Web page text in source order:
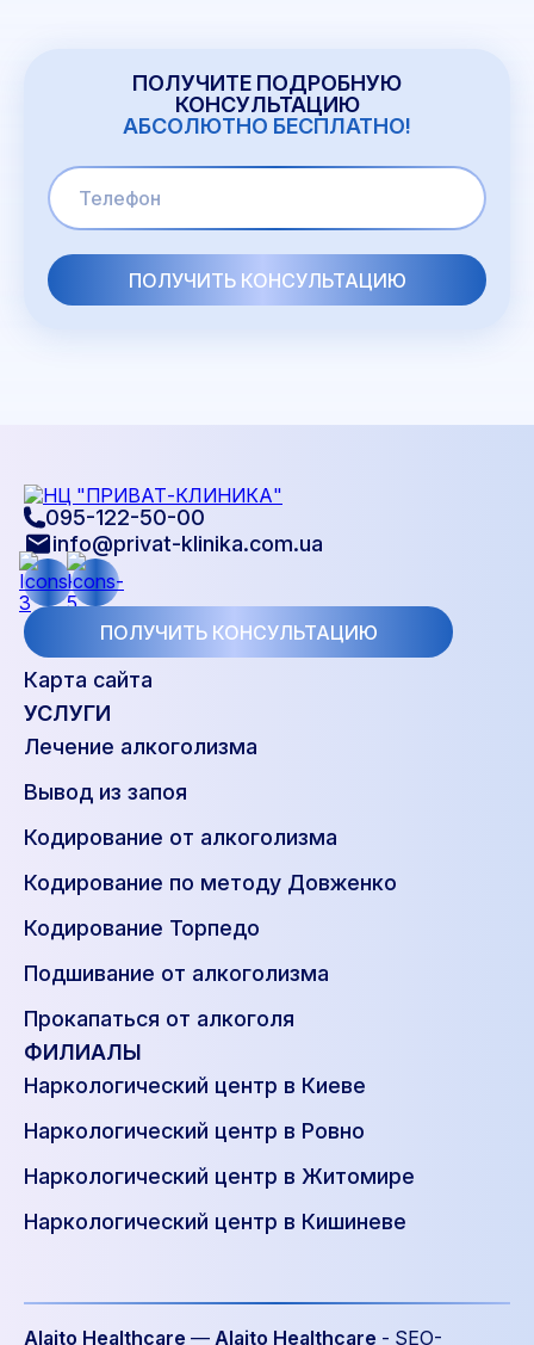
ПОЛУЧИТЕ ПОДРОБНУЮ
КОНСУЛЬТАЦИЮ
АБСОЛЮТНО БЕСПЛАТНО!
095-122-50-00
info@privat-klinika.com.ua
ПОЛУЧИТЬ КОНСУЛЬТАЦИЮ
Карта сайта
УСЛУГИ
Лечение алкоголизма
Вывод из запоя
Кодирование от алкоголизма
Кодирование по методу Довженко
Кодирование Торпедо
Подшивание от алкоголизма
Прокапаться от алкоголя
ФИЛИАЛЫ
Наркологический центр в Киеве
Наркологический центр в Ровно
Наркологический центр в Житомире
Наркологический центр в Кишиневе
Alaito Healthcare — Alaito Healthcare - SEO-